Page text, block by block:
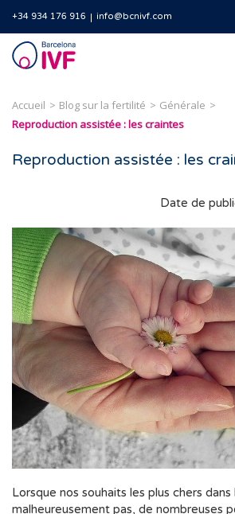
+34 934 176 916 info@bcnivf.com
Barcelona
IVF
Accueil Blog sur la fertilité
Générale
Reproduction assistée : les craintes
Reproduction assistée : les
Date de
Lorsque nos souhaits les plus chers
malheureusement pas, de nombreuses